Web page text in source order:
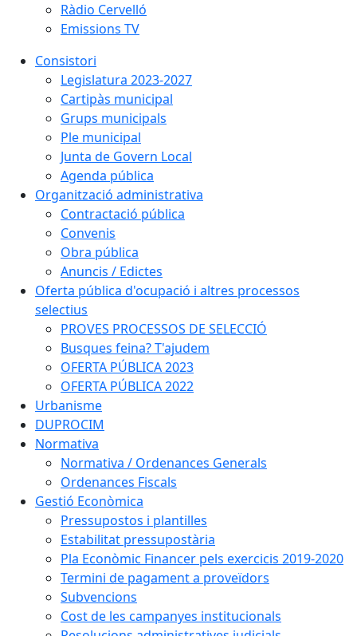
Ràdio Cervelló
Emissions TV
Consistori
Legislatura 2023-2027
Cartipàs municipal
Grups municipals
Ple municipal
Junta de Govern Local
Agenda pública
Organització administrativa
Contractació pública
Convenis
Obra pública
Anuncis / Edictes
Oferta pública d'ocupació i altres processos
selectius
PROVES PROCESSOS DE SELECCIÓ
Busques feina? T'ajudem
OFERTA PÚBLICA 2023
OFERTA PÚBLICA 2022
Urbanisme
DUPROCIM
Normativa
Normativa / Ordenances Generals
Ordenances Fiscals
Gestió Econòmica
Pressupostos i plantilles
Estabilitat pressupostària
Pla Econòmic Financer pels exercicis 2019-2020
Termini de pagament a proveïdors
Subvencions
Cost de les campanyes institucionals